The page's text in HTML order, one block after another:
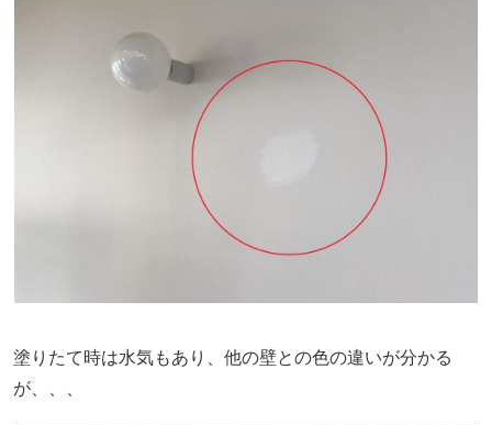
塗りたて時は水気もあり、他の壁との色の違いが分かる
が、、、